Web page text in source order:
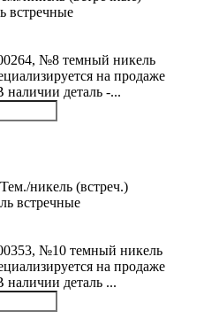
встречные
№8 темный никель
на продаже
наличии деталь -...
встречные
№10 темный никель
на продаже
наличии деталь ...